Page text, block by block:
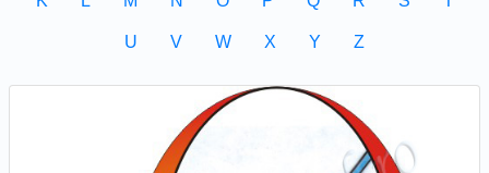
U V W X Y Z